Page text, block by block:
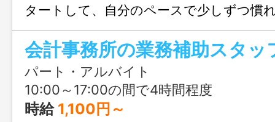
タートして、自分のペースで少しずつ慣
困ったときは必ず誰かが助けてくれる職
してスタートできますよ。
会計事務所の業務補助スタッ
パート・アルバイト
10:00～17:00の間で4時間程度
時給 1,100円～